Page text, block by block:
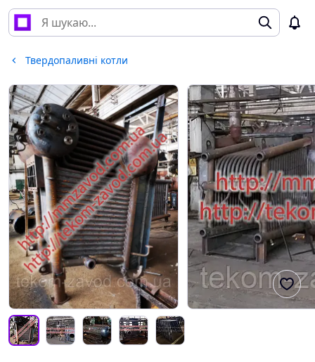
Твердопаливні котли